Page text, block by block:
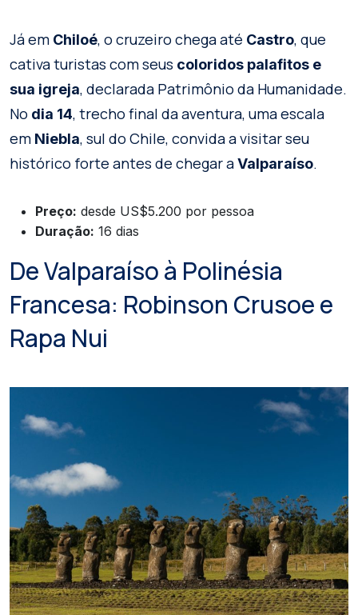
Já em Chiloé, o cruzeiro chega até Castro, que
cativa turistas com seus coloridos palafitos e
sua igreja, declarada Patrimônio da Humanidade.
No dia 14, trecho final da aventura, uma escala
em Niebla, sul do Chile, convida a visitar seu
histórico forte antes de chegar aValparaíso.
Preço: desde US$5.200 por pessoa
Duração: 16 dias
De Valparaíso à Polinésia
Francesa: Robinson Crusoe e
Rapa Nui